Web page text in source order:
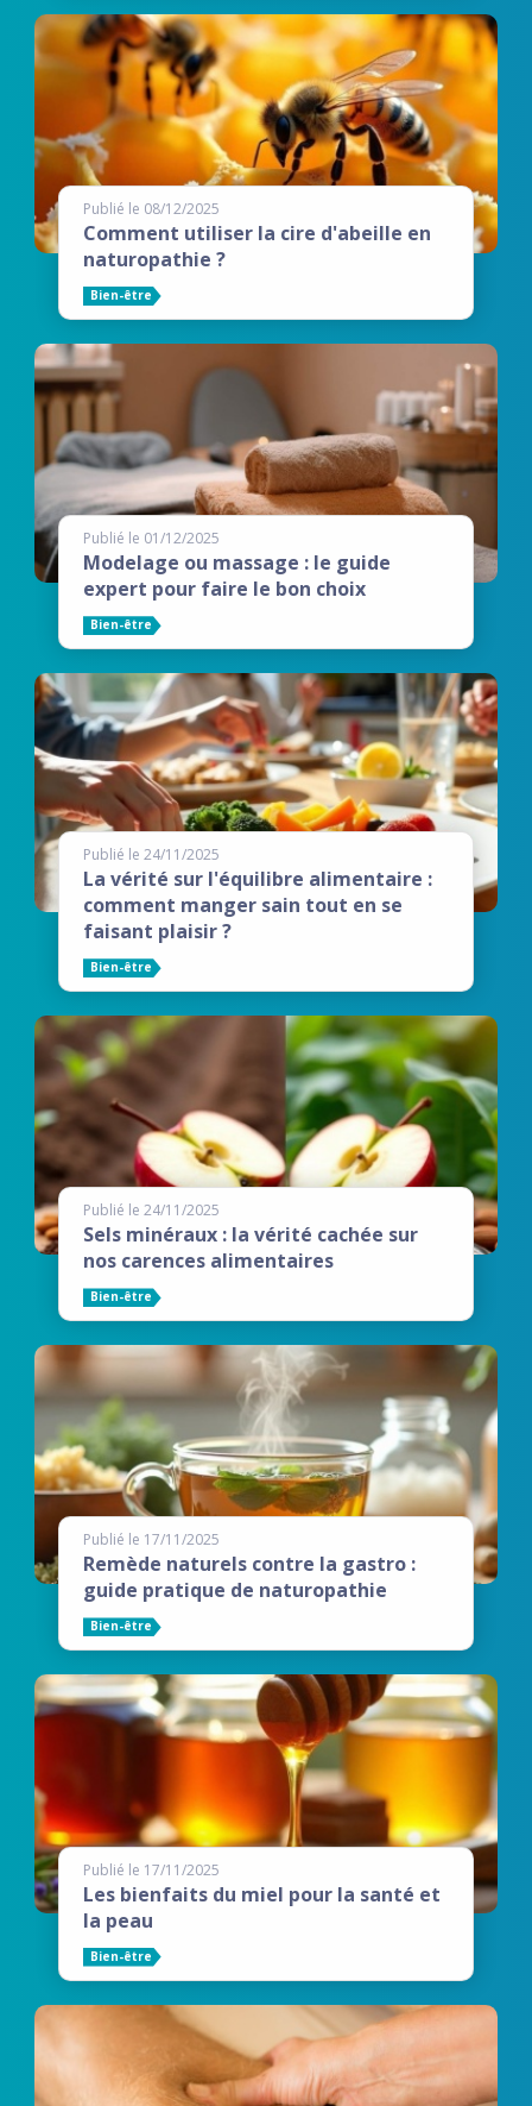
Publié le 08/12/2025
Comment utiliser la cire d'abeille en
naturopathie ?
Bien-être
Publié le 01/12/2025
Modelage ou massage : le guide
expert pour faire le bon choix
Bien-être
Publié le 24/11/2025
La vérité sur l'équilibre alimentaire :
comment manger sain tout en se
faisant plaisir ?
Bien-être
Publié le 24/11/2025
Sels minéraux : la vérité cachée sur
nos carences alimentaires
Bien-être
Publié le 17/11/2025
Remède naturels contre la gastro :
guide pratique de naturopathie
Bien-être
Publié le 17/11/2025
Les bienfaits du miel pour la santé et
la peau
Bien-être